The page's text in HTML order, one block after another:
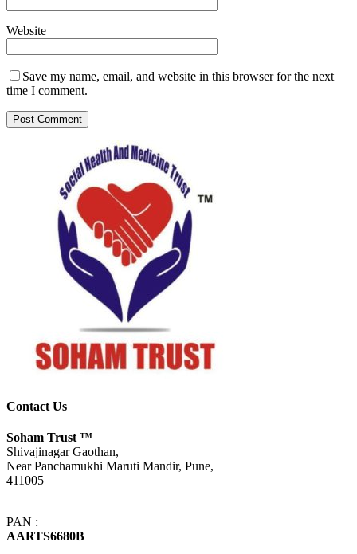
Website
Save my name, email, and website in this browser for the next
time I comment.
Contact Us
Soham Trust ™
Shivajinagar Gaothan,
Near Panchamukhi Maruti Mandir, Pune,
411005
PAN :
AARTS6680B